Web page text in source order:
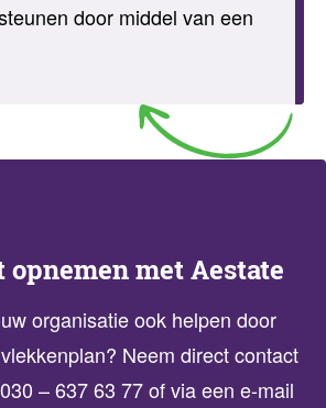
door middel van een
opnemen met Aestate
organisatie ook helpen door
Neem direct contact
– 637 63 77 of via een e-mail